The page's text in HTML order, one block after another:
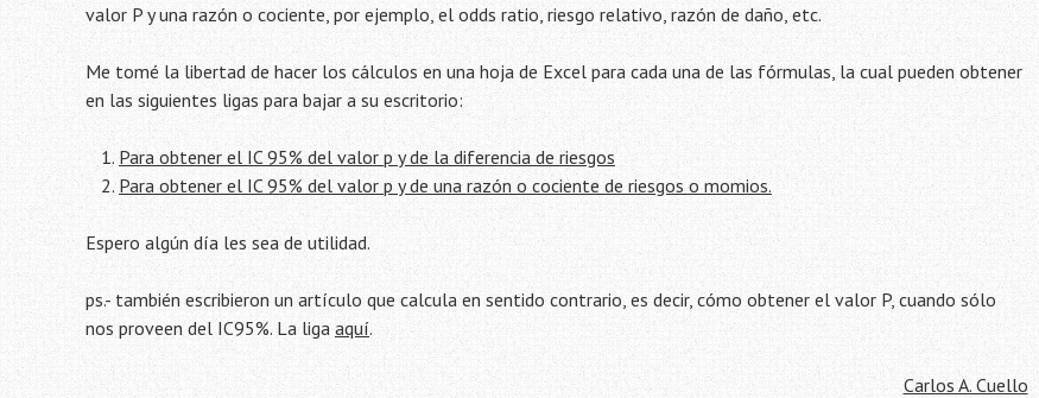
valor P y una razón o cociente, por ejemplo, el odds ratio, riesgo relativo, razón de daño, etc.
Me tomé la libertad de hacer los cálculos en una hoja de Excel para cada una de las fórmulas, la cual pueden obtener
en las siguientes ligas para bajar a su escritorio:
Para obtener el IC 95% del valor p y de la diferencia de riesgos
Para obtener el IC 95% del valor p y de una razón o cociente de riesgos o momios.
Espero algún día les sea de utilidad.
ps.- también escribieron un artículo que calcula en sentido contrario, es decir, cómo obtener el valor P, cuando sólo
nos proveen del IC95%. La liga aquí.
Carlos A. Cuello